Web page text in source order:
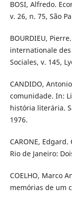
BOSI, Alfredo.
v. 26, n. 75, São
BOURDIEU,
internationale des
Sociales, v. 145,
CANDIDO,
comunidade. In:
história literária.
1976.
CARONE,
Rio de Janeiro:
COELHO, Marco
memórias de um